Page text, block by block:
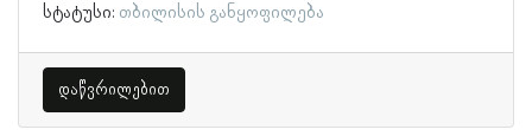
სტატუსი: თბილისის განყოფილება
დაწვრილებით